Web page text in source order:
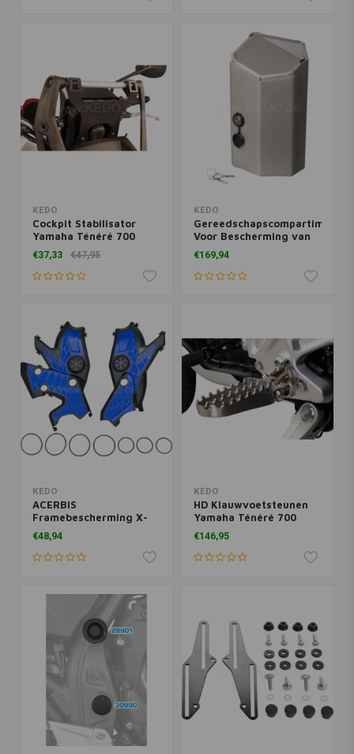
KEDO
Cockpit Stabilisator
Yamaha Ténéré 700
€37,33 €47,95
KEDO
Gereedschapscompartiment
Voor Bescherming van
Skidplate
€169,94
KEDO
ACERBIS
Framebescherming X-
Grip Yamaha Ténéré 700
| Zwart Blauw
€48,94
KEDO
HD Klauwvoetsteunen
Yamaha Ténéré 700
€146,95